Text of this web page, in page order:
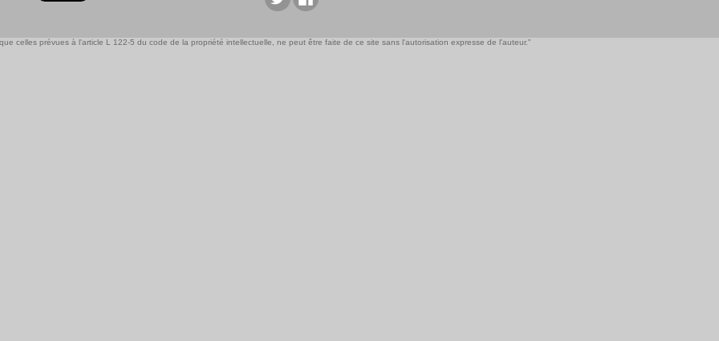
celles prévues à l'article L 122-5 du code de la propriété intellectuelle, ne peut être faite de ce site sans l'autorisation expresse de l'auteur."